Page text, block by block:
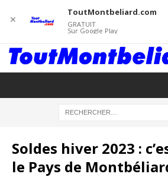
Soldes hiver 2023 :
le Pays de
✕
ToutMontbeliard.com
GRATUIT
Sur Google Play